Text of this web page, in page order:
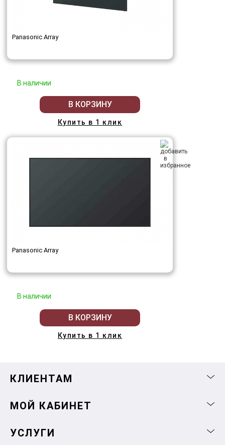
Panasonic Array
В наличии
В КОРЗИНУ
Купить в 1 клик
Panasonic Array
В наличии
В КОРЗИНУ
Купить в 1 клик
КЛИЕНТАМ
МОЙ КАБИНЕТ
УСЛУГИ